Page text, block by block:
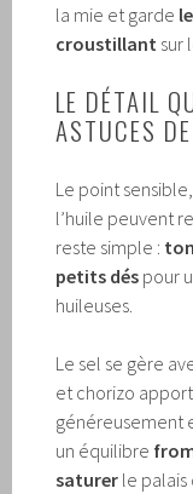
la mie et garde
croustillant sur
LE DÉTAIL
ASTUCES
Le point
l’huile peuvent
reste simple :
petits dés pour
huileuses.
Le sel se gère
et chorizo
généreusement
un équilibre
saturer le palais